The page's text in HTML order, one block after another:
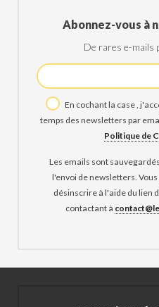
Abonnez-vous à
De rares e-mails
En cochant la case ,
temps des newsletters par
Politique de
Les emails sont
l'envoi de newsletters.
désinscrire à l'aide du lien
contactant à